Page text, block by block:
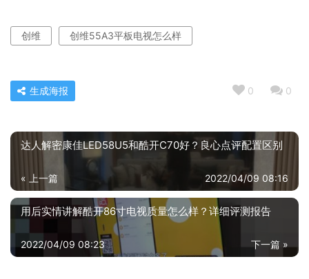
创维 创维55A3平板电视怎么样
0 0
生成海报
达人解密康佳LED58U5和酷开C70好？良心点评配置区别
« 上一篇 2022/04/09 08:16
用后实情讲解酷开86寸电视质量怎么样？详细评测报告
下一篇 »
2022/04/09 08:23